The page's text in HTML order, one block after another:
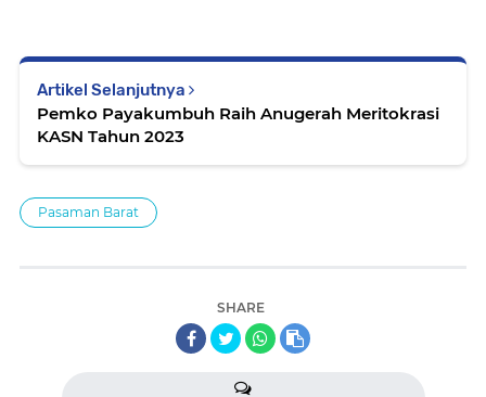
Artikel Selanjutnya
Pemko Payakumbuh Raih Anugerah Meritokrasi
KASN Tahun 2023
Pasaman Barat
SHARE